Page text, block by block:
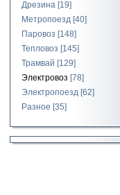
Дрезина [19]
Метропоезд [40]
Паровоз [148]
Тепловоз [145]
Трамвай [129]
Электровоз [78]
Электропоезд [62]
Разное [35]